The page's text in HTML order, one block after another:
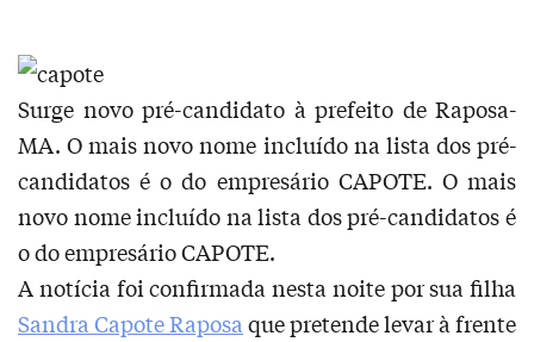
Surge novo pré-candidato à prefeito de Raposa-
MA. O mais novo nome incluído na lista dos pré-
candidatos é o do empresário CAPOTE. O mais
novo nome incluído na lista dos pré-candidatos é
o do empresário CAPOTE.
A notícia foi confirmada nesta noite por sua filha
Sandra Capote Raposa que pretende levar à frente